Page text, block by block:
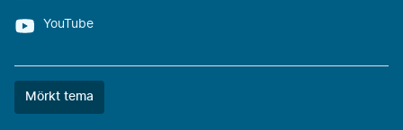
YouTube
Färgtemat
Mörkt tema